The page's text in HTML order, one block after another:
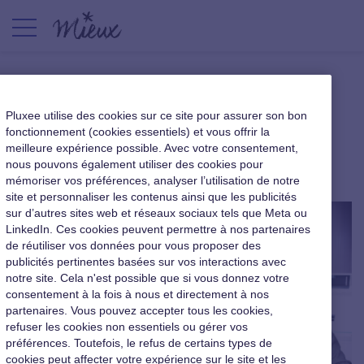
40 % des cadres veulent plus
de reconnaissance
|14 juillet 2015
Pluxee utilise des cookies sur ce site pour assurer son bon
fonctionnement (cookies essentiels) et vous offrir la
meilleure expérience possible. Avec votre consentement,
nous pouvons également utiliser des cookies pour
mémoriser vos préférences, analyser l’utilisation de notre
site et personnaliser les contenus ainsi que les publicités
sur d’autres sites web et réseaux sociaux tels que Meta ou
LinkedIn. Ces cookies peuvent permettre à nos partenaires
de réutiliser vos données pour vous proposer des
publicités pertinentes basées sur vos interactions avec
notre site. Cela n'est possible que si vous donnez votre
consentement à la fois à nous et directement à nos
partenaires. Vous pouvez accepter tous les cookies,
refuser les cookies non essentiels ou gérer vos
préférences. Toutefois, le refus de certains types de
cookies peut affecter votre expérience sur le site et les